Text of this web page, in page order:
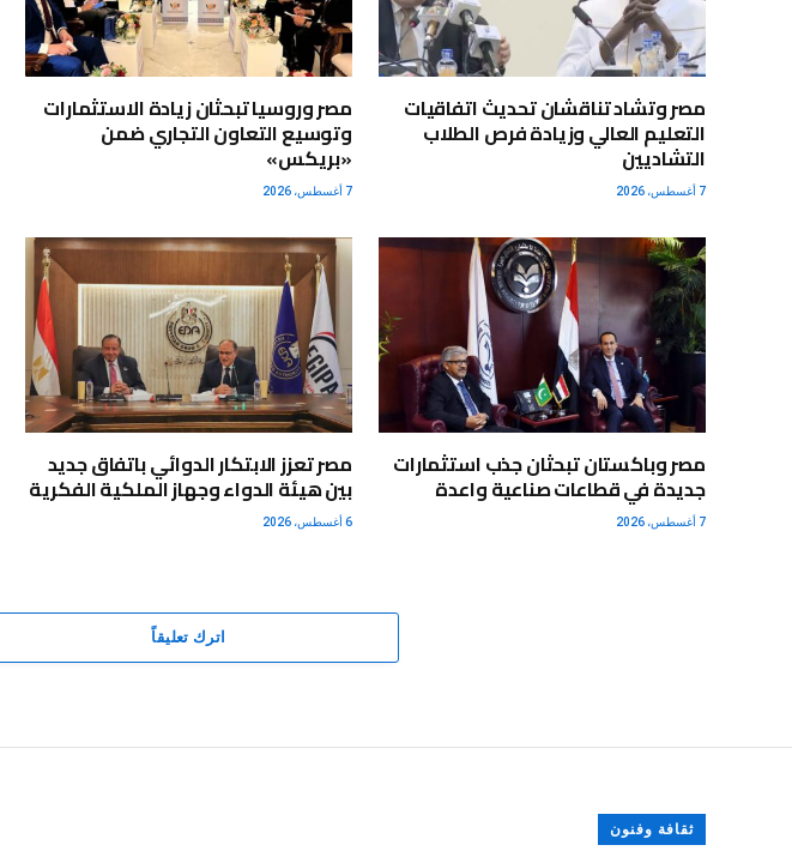
مصر وتشاد تناقشان تحديث اتفاقيات
التعليم العالي وزيادة فرص الطلاب
التشاديين
7 أغسطس، 2026
مصر وروسيا تبحثان زيادة الاستثمارات
وتوسيع التعاون التجاري ضمن
«بريكس»
7 أغسطس، 2026
مصر وباكستان تبحثان جذب استثمارات
جديدة في قطاعات صناعية واعدة
7 أغسطس، 2026
مصر تعزز الابتكار الدوائي باتفاق جديد
بين هيئة الدواء وجهاز الملكية الفكرية
6 أغسطس، 2026
اترك تعليقاً
ثقافة وفنون